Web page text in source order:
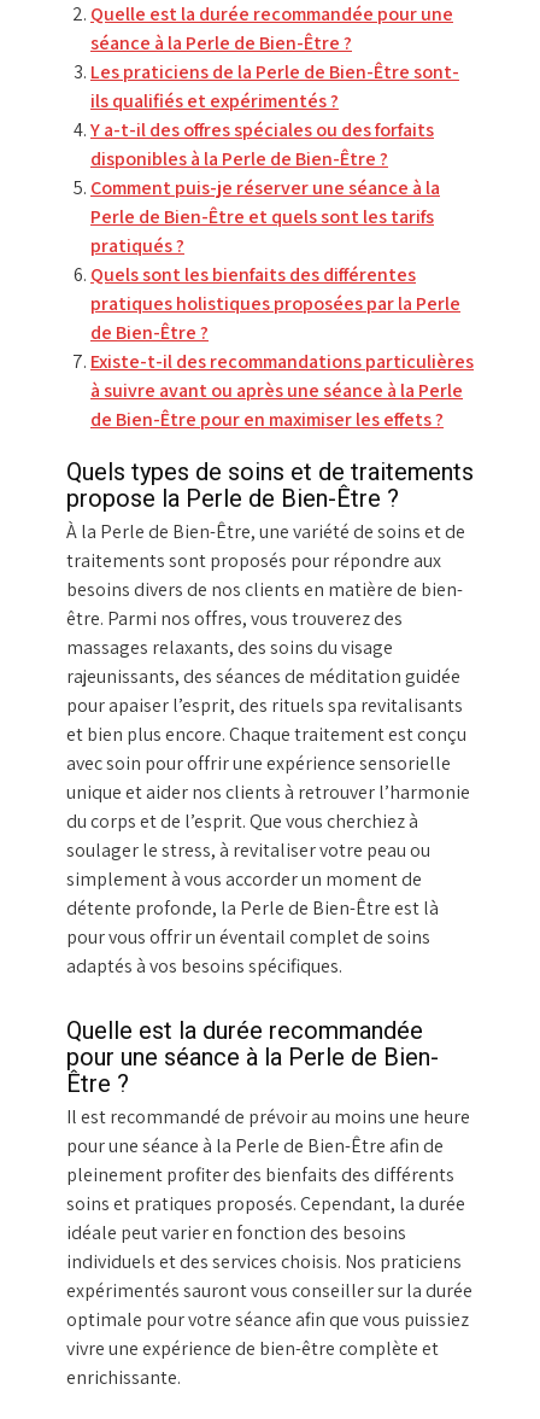
Quelle est la durée recommandée pour une
séance à la Perle de Bien-Être ?
Les praticiens de la Perle de Bien-Être sont-
ils qualifiés et expérimentés ?
Y a-t-il des offres spéciales ou des forfaits
disponibles à la Perle de Bien-Être ?
Comment puis-je réserver une séance à la
Perle de Bien-Être et quels sont les tarifs
pratiqués ?
Quels sont les bienfaits des différentes
pratiques holistiques proposées par la Perle
de Bien-Être ?
Existe-t-il des recommandations particulières
à suivre avant ou après une séance à la Perle
de Bien-Être pour en maximiser les effets ?
Quels types de soins et de traitements
propose la Perle de Bien-Être ?
À la Perle de Bien-Être, une variété de soins et de
traitements sont proposés pour répondre aux
besoins divers de nos clients en matière de bien-
être. Parmi nos offres, vous trouverez des
massages relaxants, des soins du visage
rajeunissants, des séances de méditation guidée
pour apaiser l’esprit, des rituels spa revitalisants
et bien plus encore. Chaque traitement est conçu
avec soin pour offrir une expérience sensorielle
unique et aider nos clients à retrouver l’harmonie
du corps et de l’esprit. Que vous cherchiez à
soulager le stress, à revitaliser votre peau ou
simplement à vous accorder un moment de
détente profonde, la Perle de Bien-Être est là
pour vous offrir un éventail complet de soins
adaptés à vos besoins spécifiques.
Quelle est la durée recommandée
pour une séance à la Perle de Bien-
Être ?
Il est recommandé de prévoir au moins une heure
pour une séance à la Perle de Bien-Être afin de
pleinement profiter des bienfaits des différents
soins et pratiques proposés. Cependant, la durée
idéale peut varier en fonction des besoins
individuels et des services choisis. Nos praticiens
expérimentés sauront vous conseiller sur la durée
optimale pour votre séance afin que vous puissiez
vivre une expérience de bien-être complète et
enrichissante.